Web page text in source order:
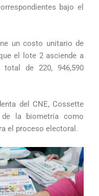
bajo el
un costo unitario de
el lote 2 asciende a
total de 220, 946,590
del CNE, Cossette
de la biometría como
el proceso electoral.